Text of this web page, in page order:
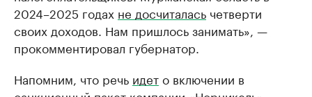
2024–2025 годах не досчиталась четверти
своих доходов. Нам пришлось занимать», —
прокомментировал губернатор.
Напомним, что речь идето включении в